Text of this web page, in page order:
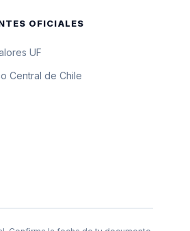
OFICIALES
UF
Central de Chile